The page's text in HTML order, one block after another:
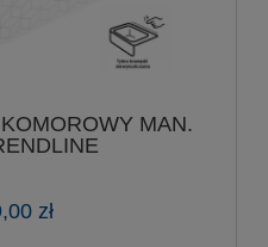
MAN.
zł